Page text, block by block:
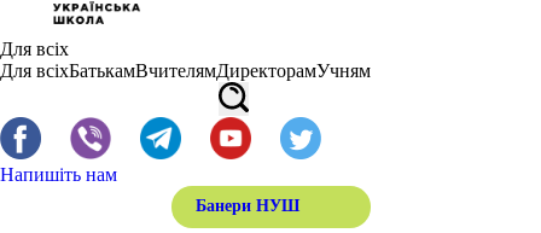
Для всіх
Для всіхБатькамВчителямДиректорамУчням
Напишіть нам
Банери НУШ